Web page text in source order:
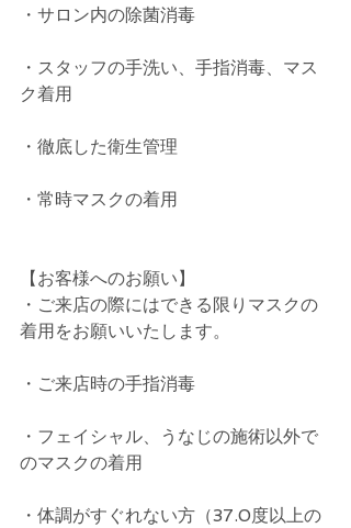
・サロン内の除菌消毒
・スタッフの手洗い、手指消毒、マス
ク着用
・徹底した衛生管理
・常時マスクの着用
【お客様へのお願い】
・ご来店の際にはできる限りマスクの
着用をお願いいたします。
・ご来店時の手指消毒
・フェイシャル、うなじの施術以外で
のマスクの着用
・体調がすぐれない方（37.0度以上の